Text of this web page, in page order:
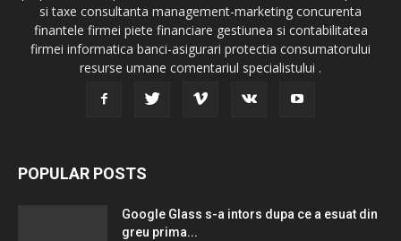
si taxe consultanta management-marketing concurenta
finantele firmei piete financiare gestiunea si contabilitatea
firmei informatica banci-asigurari protectia consumatorului
resurse umane comentariul specialistului .
POPULAR POSTS
Google Glass s-a intors dupa ce a esuat din
greu prima...